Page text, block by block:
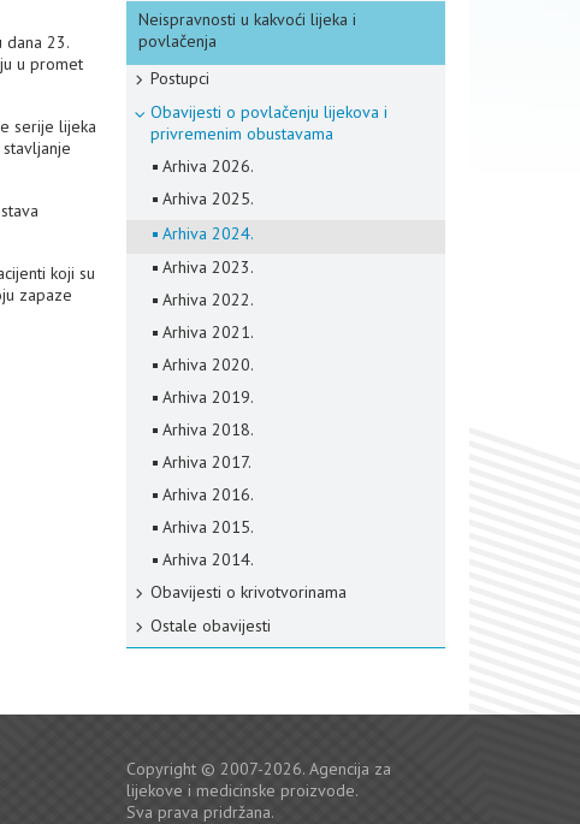
dana 23.
u promet
serije lijeka
koji su
zapaze
Neispravnosti u kakvoći lijeka i
povlačenja
Postupci
Obavijesti o povlačenju lijekova i
privremenim obustavama
Arhiva 2026.
Arhiva 2025.
Arhiva 2024.
Arhiva 2023.
Arhiva 2022.
Arhiva 2021.
Arhiva 2020.
Arhiva 2019.
Arhiva 2018.
Arhiva 2017.
Arhiva 2016.
Arhiva 2015.
Arhiva 2014.
Obavijesti o krivotvorinama
Ostale obavijesti
Copyright © 2007-2026. Agencija za
lijekove i medicinske proizvode.
Sva prava pridržana.